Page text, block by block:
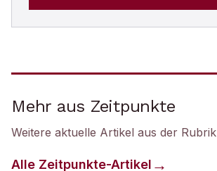
Mehr aus Zeitpunkte
Weitere aktuelle Artikel aus der Rubrik
Alle Zeitpunkte-Artikel